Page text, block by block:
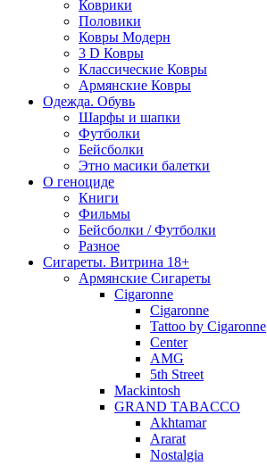
Коврики
Половики
Ковры Модерн
3 D Ковры
Классические Ковры
Армянские Ковры
Одежда. Обувь
Шарфы и шапки
Футболки
Бейсболки
Этно масики балетки
О геноциде
Книги
Фильмы
Бейсболки / Футболки
Разное
Сигареты. Витрина 18+
Армянские Сигареты
Cigaronne
Cigaronne
Tattoo by Cigaronne
Center
AMG
5th Street
Mackintosh
GRAND TABACCO
Akhtamar
Ararat
Nostalgia